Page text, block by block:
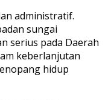
administratif.
sungai
serius pada Daerah
keberlanjutan
hidup